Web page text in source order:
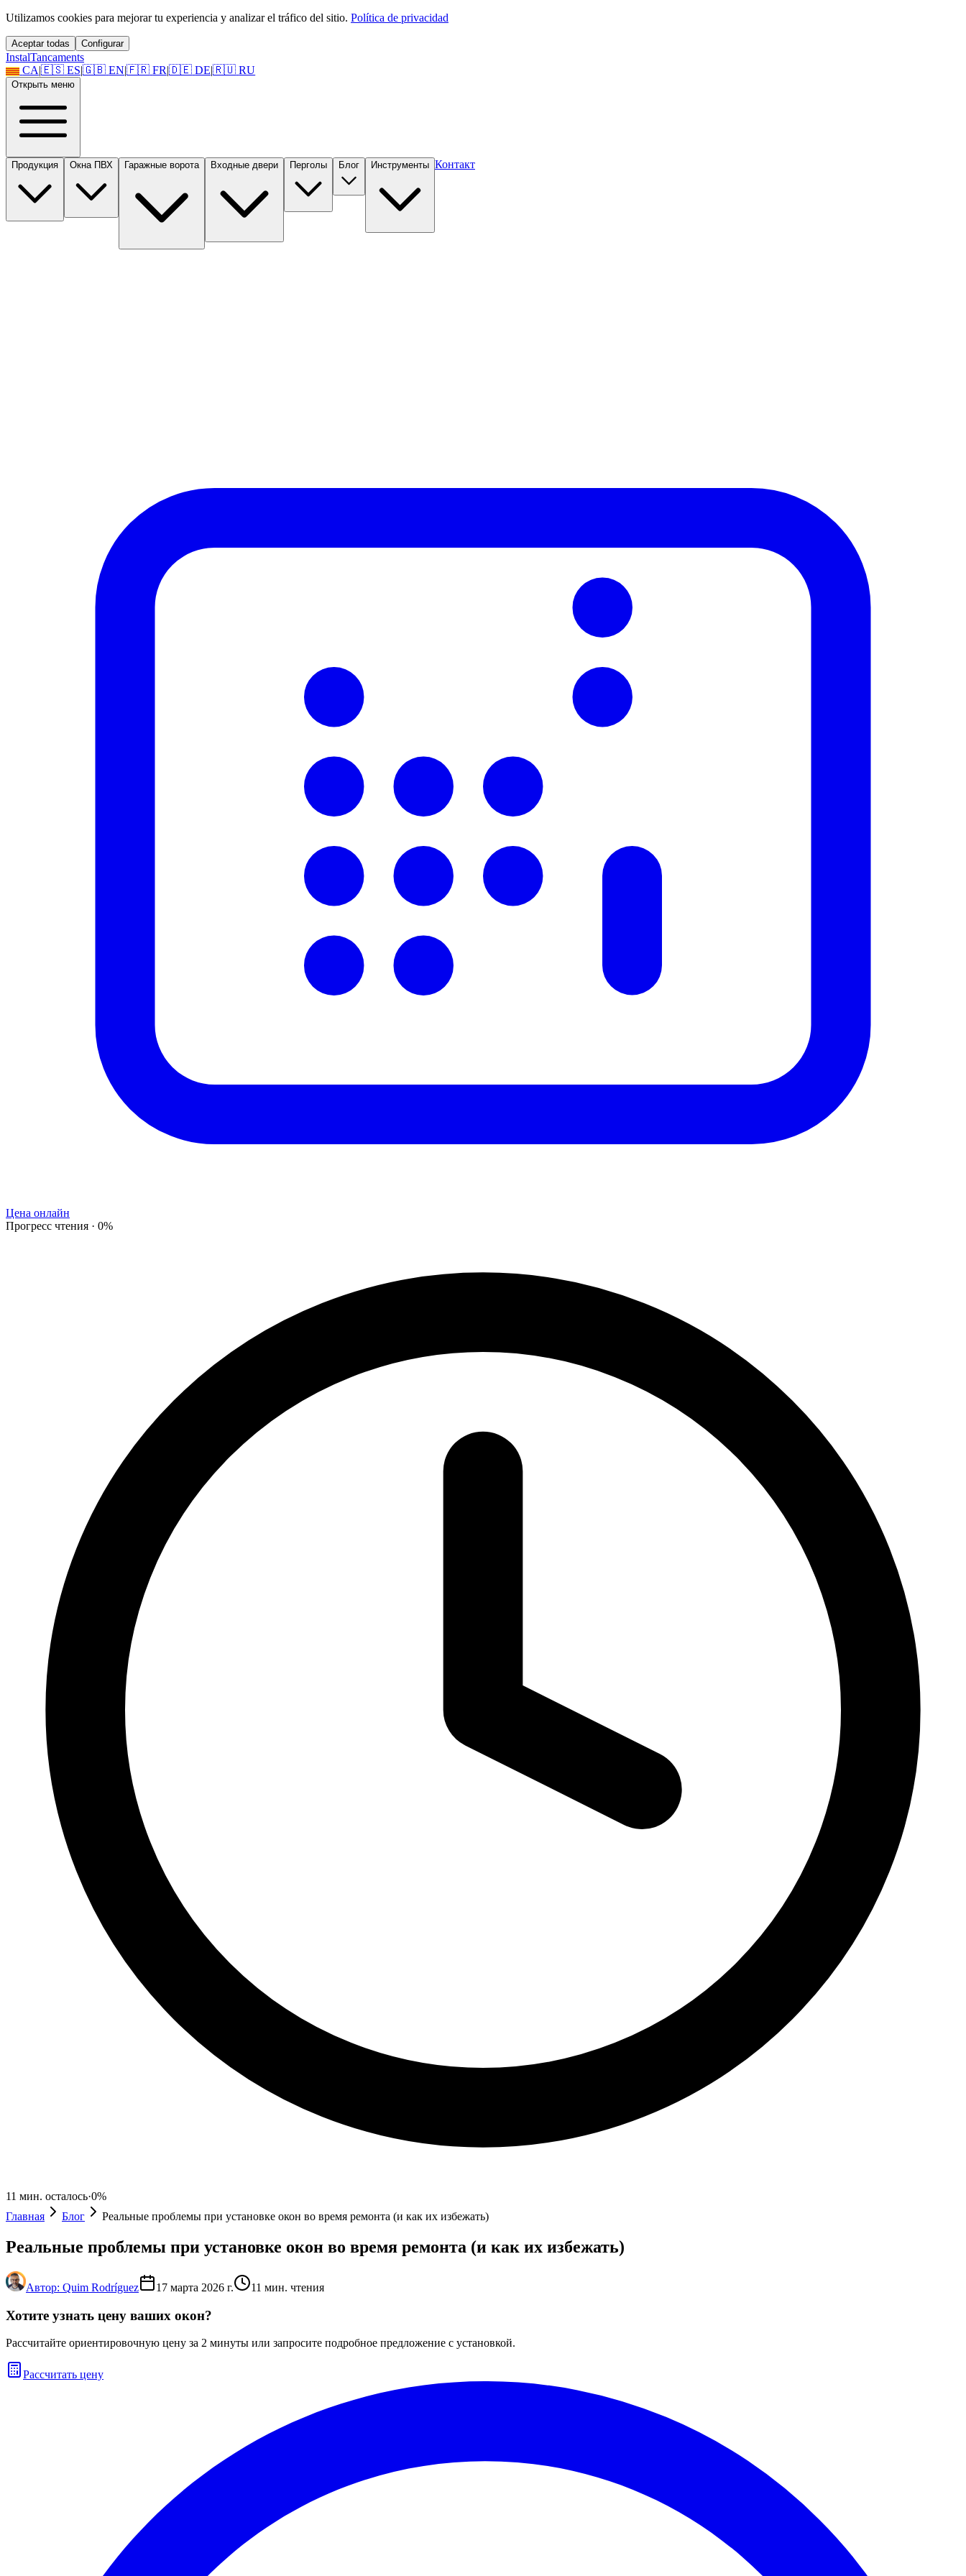
Utilizamos cookies para mejorar tu experiencia y analizar el tráfico del sitio. Política de privacidad
Aceptar todas Configurar
InstalTancaments
CA|🇪🇸 ES|🇬🇧 EN|🇫🇷 FR|🇩🇪 DE|🇷🇺 RU
Открыть меню
Продукция Окна ПВХ Гаражные ворота Входные двери Перголы Блог Инструменты Контакт
Цена онлайн
Прогресс чтения · 0%
11 мин. осталось·0%
Главная
Блог Реальные проблемы при установке окон во время ремонта (и как их избежать)
Реальные проблемы при установке окон во время ремонта (и как их избежать)
Автор: Quim Rodríguez 17 марта 2026 г. 11 мин. чтения
Хотите узнать цену ваших окон?
Рассчитайте ориентировочную цену за 2 минуты или запросите подробное предложение с установкой.
Рассчитать цену